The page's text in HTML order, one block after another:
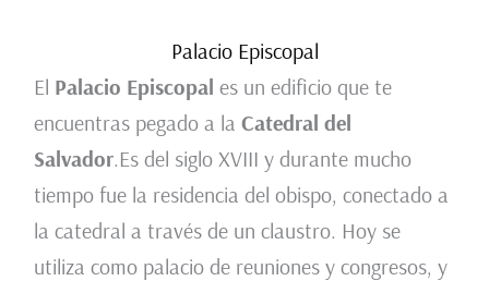
Palacio Episcopal
El Palacio Episcopal es un edificio que te
encuentras pegado a la Catedral del
Salvador.Es del siglo XVIII y durante mucho
tiempo fue la residencia del obispo, conectado a
la catedral a través de un claustro. Hoy se
utiliza como palacio de reuniones y congresos, y